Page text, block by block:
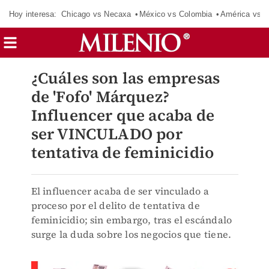
Hoy interesa: Chicago vs Necaxa México vs Colombia América vs
¿Cuáles son las empresas
de 'Fofo' Márquez?
Influencer que acaba de
ser VINCULADO por
tentativa de feminicidio
El influencer acaba de ser vinculado a
proceso por el delito de tentativa de
feminicidio; sin embargo, tras el escándalo
surge la duda sobre los negocios que tiene.